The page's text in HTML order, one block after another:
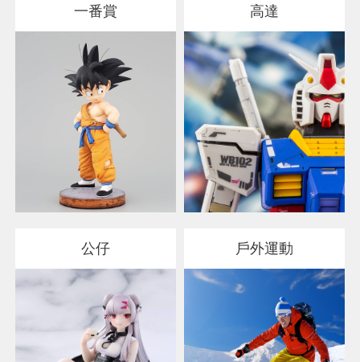
一番賞 高達
公仔 戶外運動